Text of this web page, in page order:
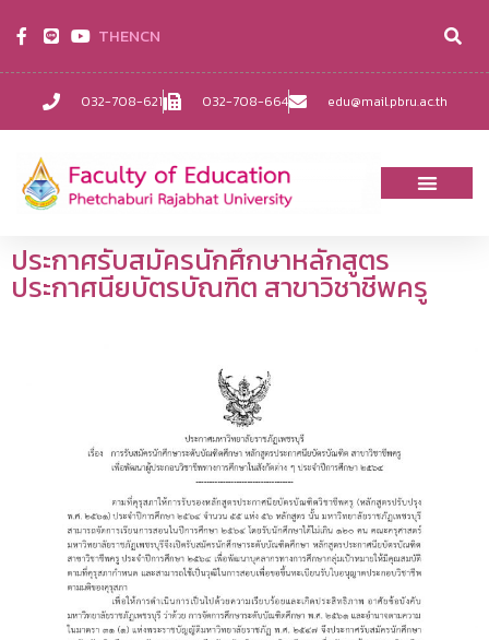
032-708-621 032-708-664 edu@mail.pbru.ac.th
THENCN
ประกาศรับสมัครนักศึกษาหลักสูตร
ประกาศนียบัตรบัณฑิต สาขาวิชาชีพครู